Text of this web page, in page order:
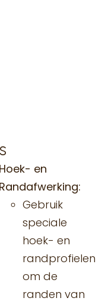
Hoek- en
Randafwerking:
Gebruik
speciale
hoek- en
randprofielen
om de
randen van